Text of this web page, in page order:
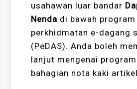
usahawan luar bandar
Nenda di bawah program
perkhidmatan e-dagang
(PeDAS). Anda boleh
lanjut mengenai
bahagian nota kaki